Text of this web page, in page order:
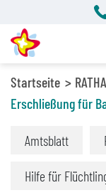
Startseite
Erschließung für
Amtsblatt
Hilfe für